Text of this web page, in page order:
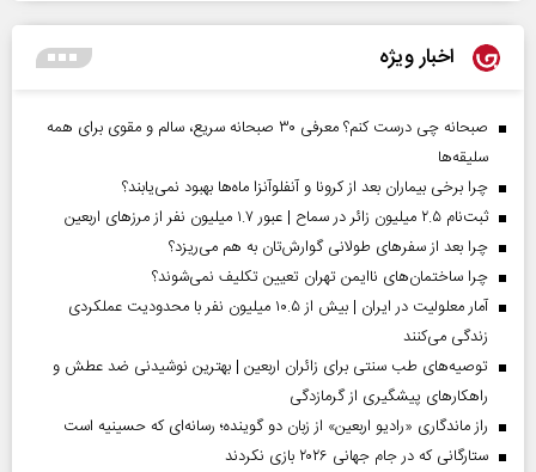
اخبار ویژه
صبحانه چی درست کنم؟ معرفی ۳۰ صبحانه سریع، سالم و مقوی برای همه
سلیقه‌ها
چرا برخی بیماران بعد از کرونا و آنفلوآنزا ماه‌ها بهبود نمی‌یابند؟
ثبت‌نام ۲.۵ میلیون زائر در سماح | عبور ۱.۷ میلیون نفر از مرز‌های اربعین
چرا بعد از سفرهای طولانی گوارش‌تان به هم می‌ریزد؟
چرا ساختمان‌های ناایمن تهران تعیین تکلیف نمی‌شوند؟
آمار معلولیت در ایران | بیش از ۱۰.۵ میلیون نفر با محدودیت عملکردی
زندگی می‌کنند
توصیه‌های طب سنتی برای زائران اربعین | بهترین نوشیدنی ضد عطش و
راهکارهای پیشگیری از گرمازدگی
راز ماندگاری «رادیو اربعین» از زبان دو گوینده؛ رسانه‌ای که حسینیه است
ستارگانی که در جام جهانی ۲۰۲۶ بازی نکردند